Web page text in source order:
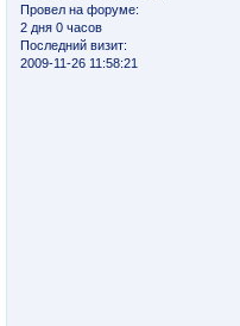
Провел на форуме:
2 дня 0 часов
Последний визит:
2009-11-26 11:58:21